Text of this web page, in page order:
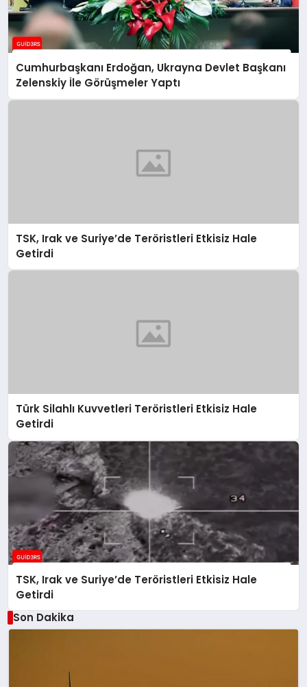
Cumhurbaşkanı Erdoğan, Ukrayna Devlet Başkanı
Zelenskiy İle Görüşmeler Yaptı
TSK, Irak ve Suriye’de Teröristleri Etkisiz Hale
Getirdi
Türk Silahlı Kuvvetleri Teröristleri Etkisiz Hale
Getirdi
TSK, Irak ve Suriye’de Teröristleri Etkisiz Hale
Getirdi
Son Dakika